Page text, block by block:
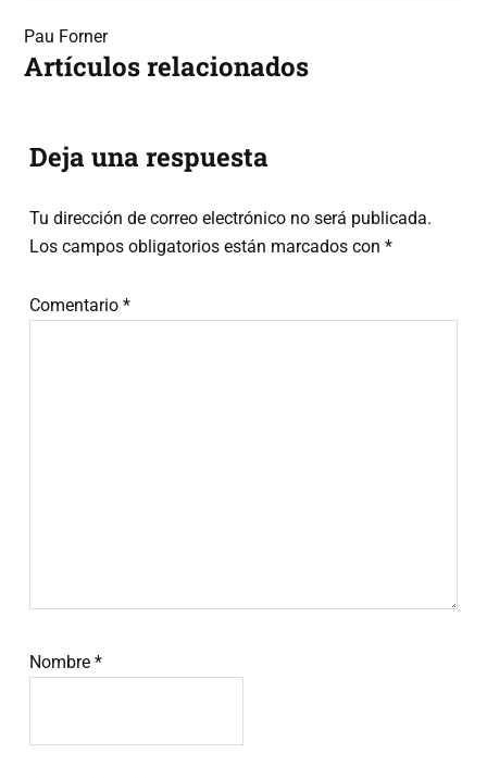
Pau Forner
Artículos relacionados
Interacciones
los
Deja una respuesta
Tu dirección de correo electrónico no será publicada.
Los campos obligatorios están marcados con*
Comentario*
Nombre*